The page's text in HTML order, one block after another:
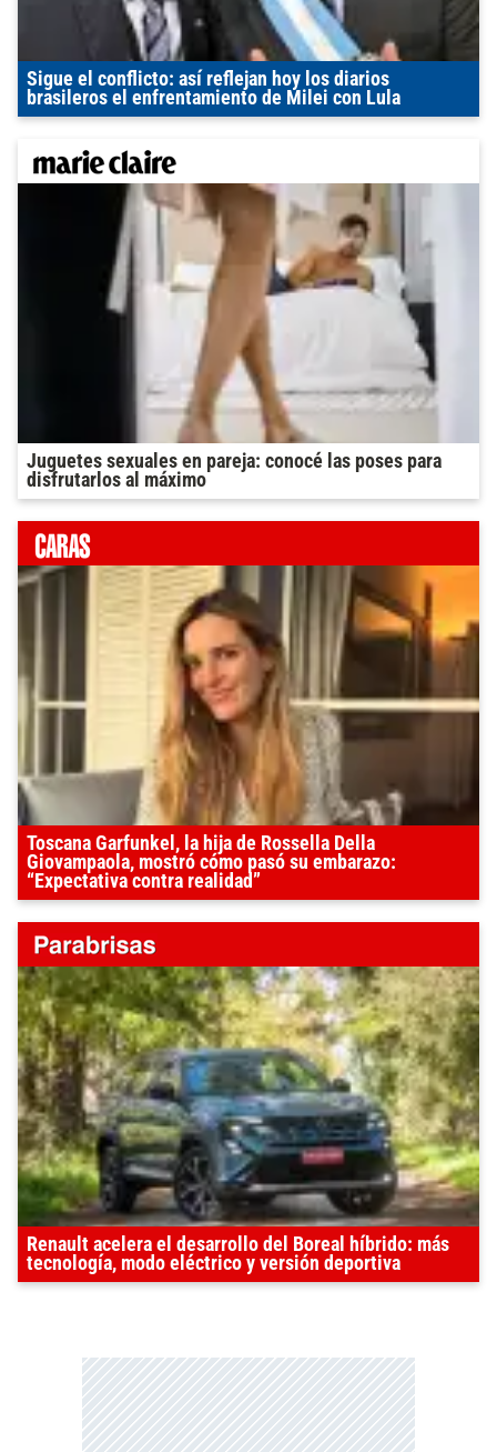
Sigue el conflicto: así reflejan hoy los diarios
brasileros el enfrentamiento de Milei con Lula
Juguetes sexuales en pareja: conocé las poses para
disfrutarlos al máximo
Toscana Garfunkel, la hija de Rossella Della
Giovampaola, mostró cómo pasó su embarazo:
“Expectativa contra realidad”
Renault acelera el desarrollo del Boreal híbrido: más
tecnología, modo eléctrico y versión deportiva